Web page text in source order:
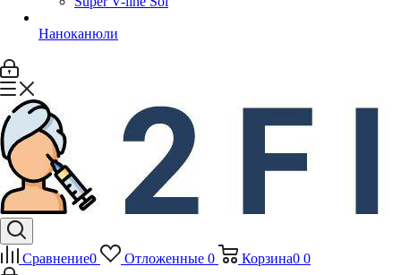
Наноканюли
Сравнение0 Отложенные 0 Корзина0 0